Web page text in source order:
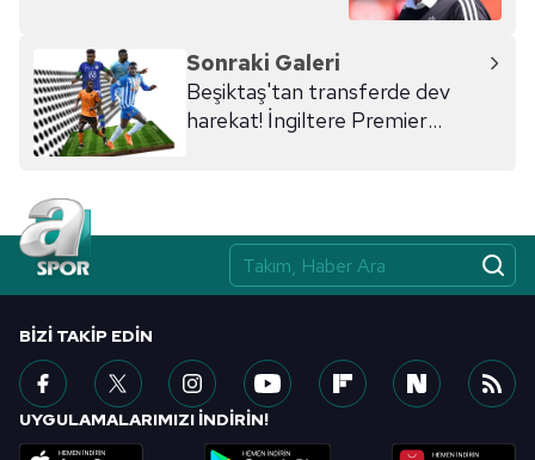
Sonraki Galeri
Beşiktaş'tan transferde dev
harekat! İngiltere Premier
BIZI TAKIP EDIN
UYGULAMALARIMIZI İNDİRİN!